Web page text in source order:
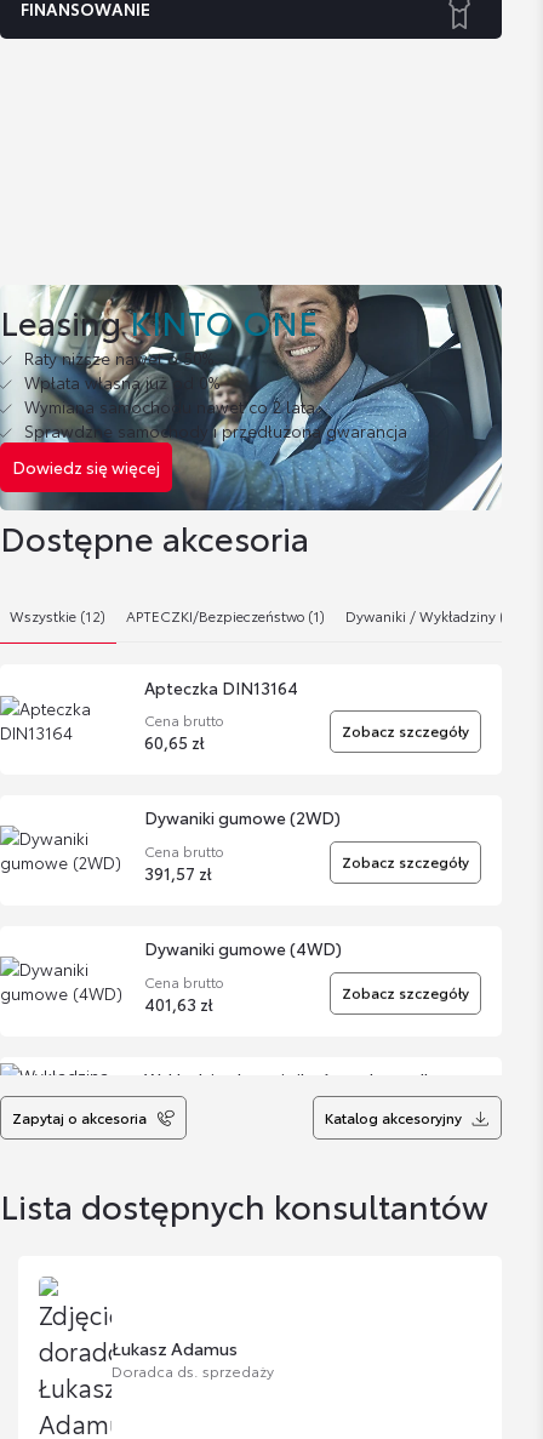
FINANSOWANIE
LeasingKINTO ONE
Raty niższe nawet o 50%
Wpłata własna już od 0%
Wymiana samochodu nawet co 2 lata
Sprawdzne samochody i przedłużona gwarancja
Dowiedz się więcej
Dostępne akcesoria
Wszystkie (12) APTECZKI/Bezpieczeństwo (1) Dywaniki / Wykładziny (6)
Apteczka DIN13164
Cena brutto
60,65 zł Zobacz szczegóły
Dywaniki gumowe (2WD)
Cena brutto
391,57 zł Zobacz szczegóły
Dywaniki gumowe (4WD)
Cena brutto
401,63 zł Zobacz szczegóły
Wykładzina bagażnika (wysoka podłoga
oraz 2.0 HSD)
Cena brutto
Zapytaj o akcesoria Katalog akcesoryjny
Lista dostępnych konsultantów
Łukasz Adamus
Doradca ds. sprzedaży